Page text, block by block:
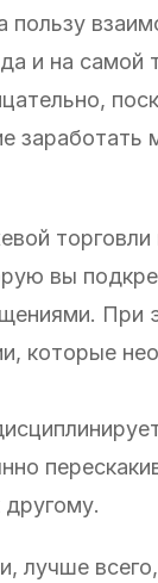
пользу
и на самой
заработать
вы
При
которые
лучше всего,